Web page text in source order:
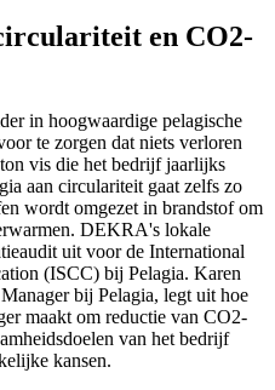
en CO2-
in hoogwaardige pelagische
te zorgen dat niets verloren
vis die het bedrijf jaarlijks
aan circulariteit gaat zelfs zo
wordt omgezet in brandstof om
DEKRA's lokale
uit voor de International
(ISCC) bij Pelagia. Karen
bij Pelagia, legt uit hoe
maakt om reductie van CO2-
van het bedrijf
kansen.